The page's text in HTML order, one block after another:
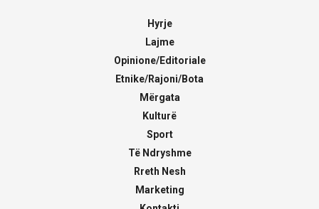
Hyrje
Lajme
Opinione/Editoriale
Etnike/Rajoni/Bota
Mërgata
Kulturë
Sport
Të Ndryshme
Rreth Nesh
Marketing